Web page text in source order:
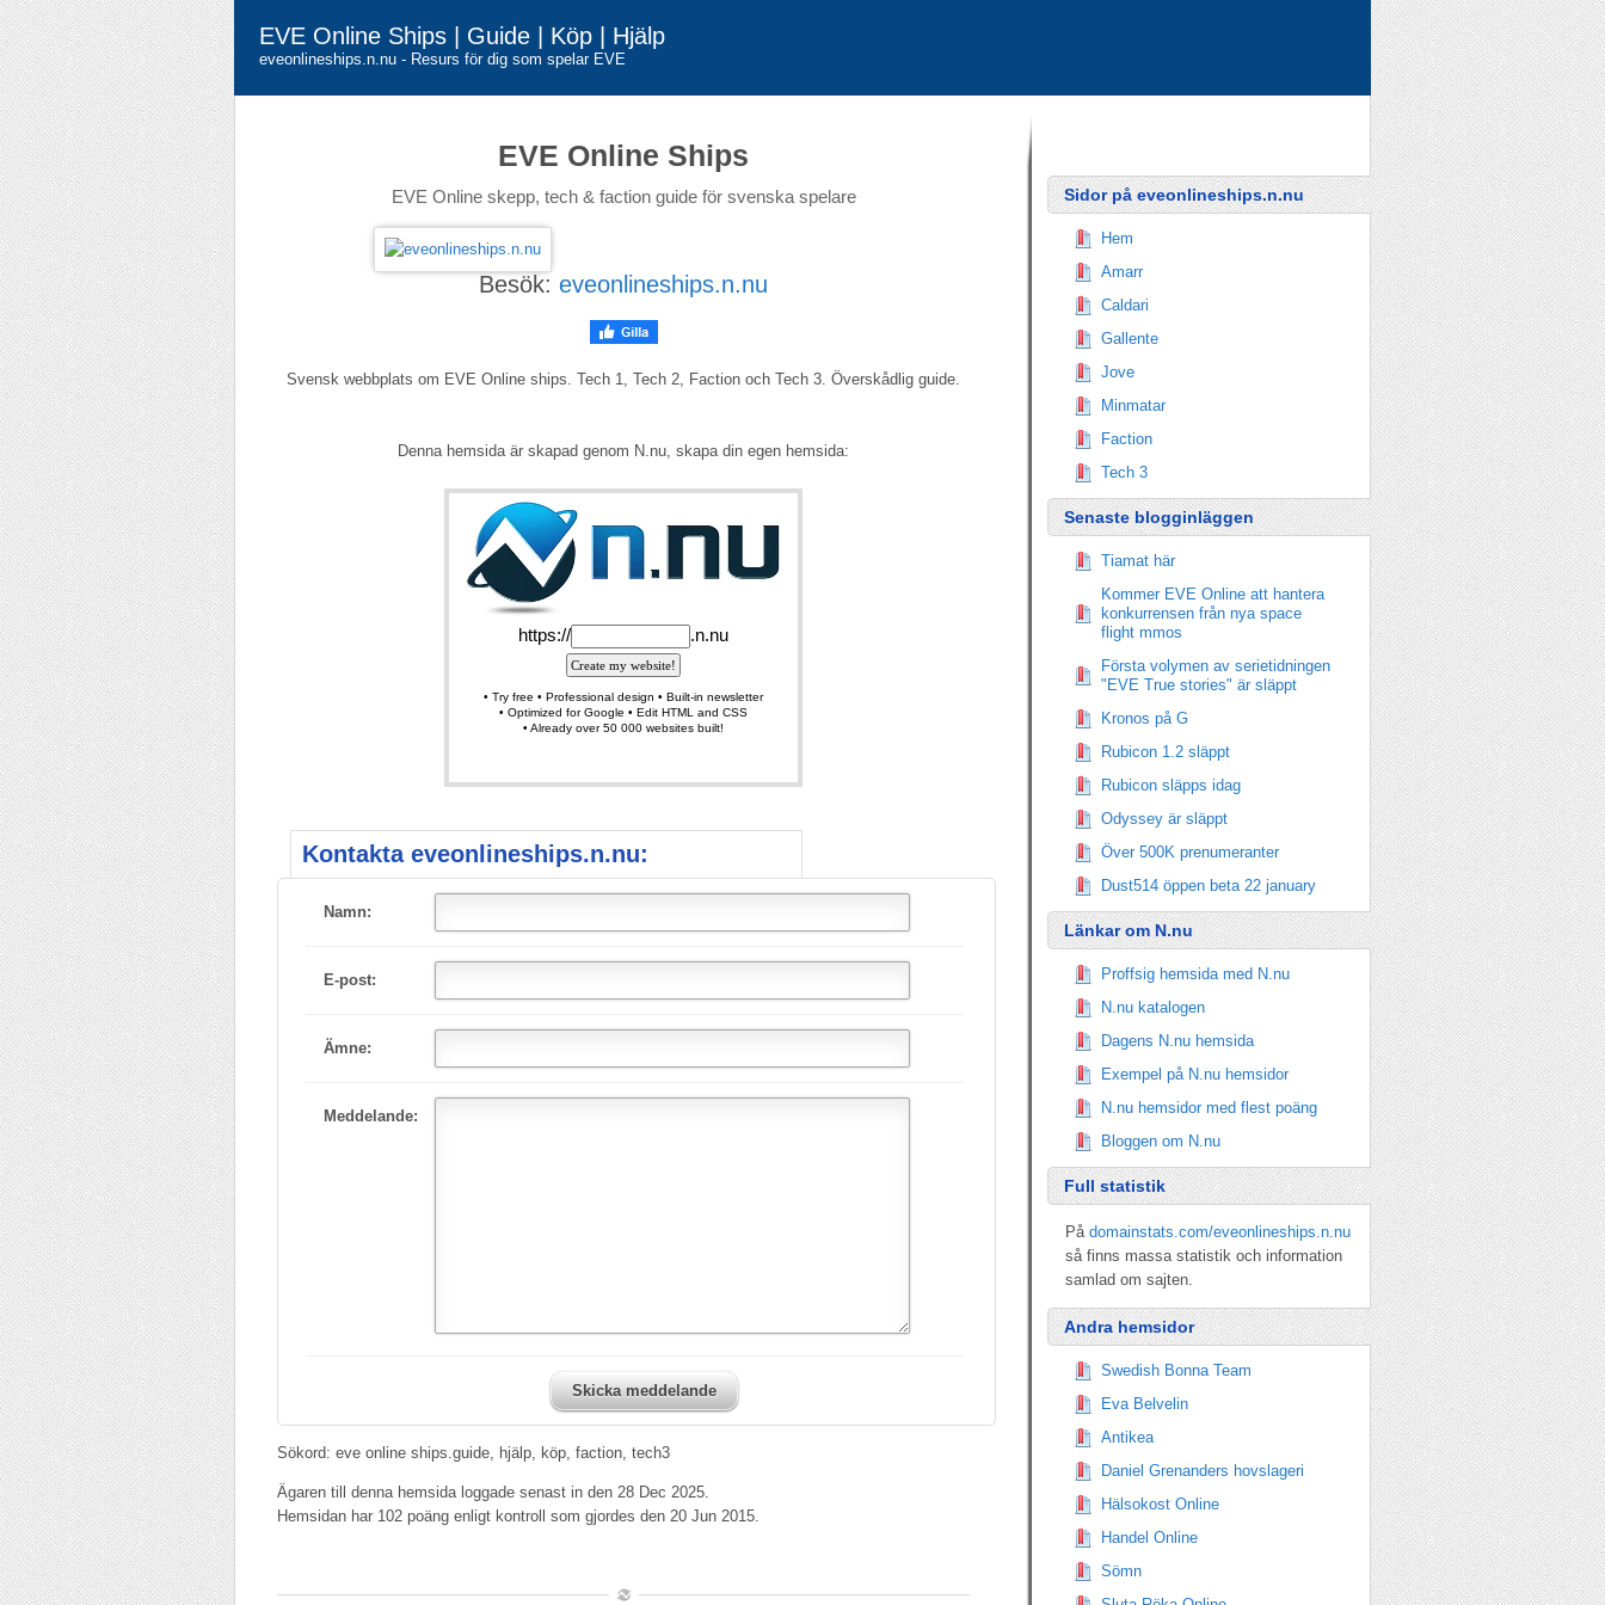
EVE Online Ships | Guide | Köp | Hjälp
eveonlineships.n.nu - Resurs för dig som spelar EVE
EVE Online Ships
EVE Online skepp, tech & faction guide för svenska spelare
Besök: eveonlineships.n.nu
Svensk webbplats om EVE Online ships. Tech 1, Tech 2, Faction och Tech 3. Överskådlig guide.
Denna hemsida är skapad genom N.nu, skapa din egen hemsida:
Kontakta eveonlineships.n.nu:
Namn:
E-post:
Ämne:
Meddelande:
Skicka meddelande
Sökord: eve online ships.guide, hjälp, köp, faction, tech3
Ägaren till denna hemsida loggade senast in den 28 Dec 2025.
Hemsidan har 102 poäng enligt kontroll som gjordes den 20 Jun 2015.
Sidor på eveonlineships.n.nu
Hem
Amarr
Caldari
Gallente
Jove
Minmatar
Faction
Tech 3
Senaste blogginläggen
Tiamat här
Kommer EVE Online att hantera
konkurrensen från nya space
flight mmos
Första volymen av serietidningen
"EVE True stories" är släppt
Kronos på G
Rubicon 1.2 släppt
Rubicon släpps idag
Odyssey är släppt
Över 500K prenumeranter
Dust514 öppen beta 22 january
Länkar om N.nu
Proffsig hemsida med N.nu
N.nu katalogen
Dagens N.nu hemsida
Exempel på N.nu hemsidor
N.nu hemsidor med flest poäng
Bloggen om N.nu
Full statistik
På domainstats.com/eveonlineships.n.nu
så finns massa statistik och information
samlad om sajten.
Andra hemsidor
Swedish Bonna Team
Eva Belvelin
Antikea
Daniel Grenanders hovslageri
Hälsokost Online
Handel Online
Sömn